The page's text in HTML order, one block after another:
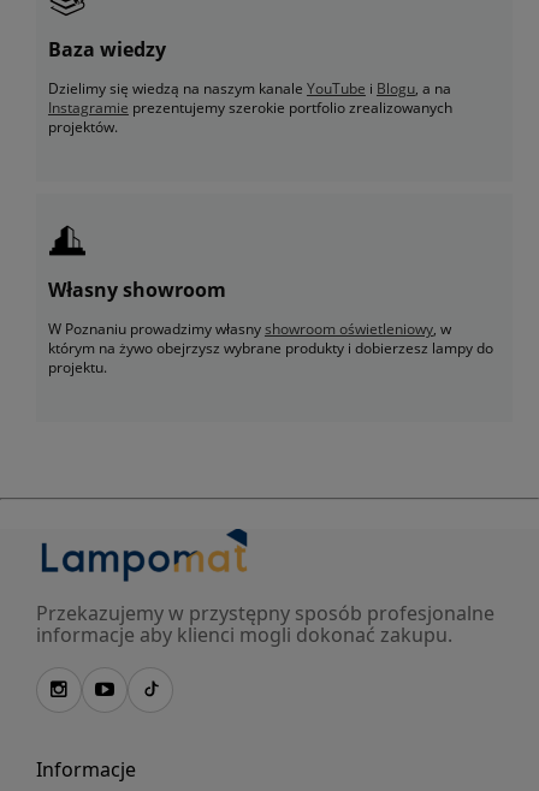
Baza wiedzy
Dzielimy się wiedzą na naszym kanale YouTube i Blogu, a na
Instagramie prezentujemy szerokie portfolio zrealizowanych
projektów.
Własny showroom
W Poznaniu prowadzimy własnyshowroom oświetleniowy, w
którym na żywo obejrzysz wybrane produkty i dobierzesz lampy do
projektu.
Przekazujemy w przystępny sposób profesjonalne
informacje aby klienci mogli dokonać zakupu.
Informacje